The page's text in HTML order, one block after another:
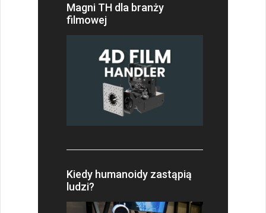
Magni TH dla branży
filmowej
Kiedy humanoidy zastąpią
ludzi?